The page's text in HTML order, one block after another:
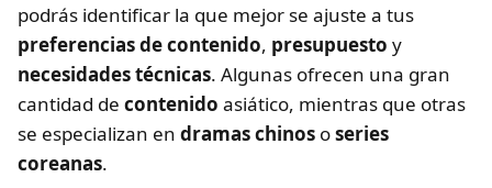
podrás identificar la que mejor se ajuste a tus
preferencias de contenido, presupuesto y
necesidades técnicas. Algunas ofrecen una gran
cantidad de contenido asiático, mientras que otras
se especializan en dramas chinos oseries
coreanas.